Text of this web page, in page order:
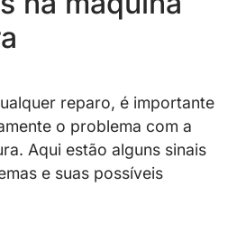
reparo, é importante
o problema com a
Aqui estão alguns sinais
e suas possíveis